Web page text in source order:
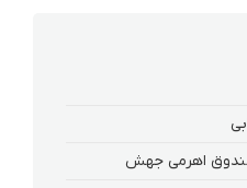
اهرمی جهش